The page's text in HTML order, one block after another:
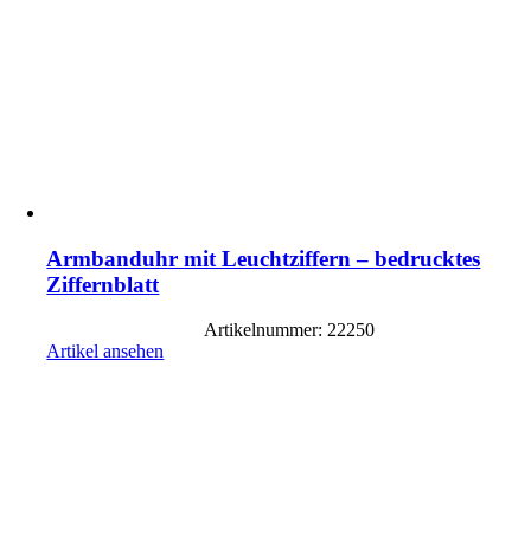
Armbanduhr mit Leuchtziffern – bedrucktes
Ziffernblatt
Artikelnummer: 22250
Artikel ansehen